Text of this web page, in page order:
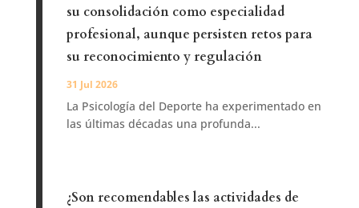
su consolidación como especialidad
profesional, aunque persisten retos para
su reconocimiento y regulación
31 Jul 2026
La Psicología del Deporte ha experimentado en
las últimas décadas una profunda...
¿Son recomendables las actividades de